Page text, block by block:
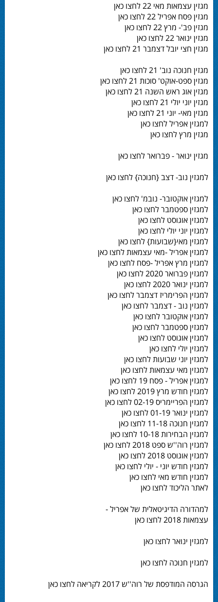
מגזין עצמאות מאי 22 לחצו כאן
מגזין פסח אפריל 22 לחצו כאן
מגזין פב'- מרץ 22 לחצו כאן
מגזין ינואר 22 לחצו כאן
מגזין חצי יובל דצמבר 21 לחצו כאן
מגזין חנוכה נוב' 21 לחצו כאן
מגזין ספט-אוקט' סוכות 21 לחצו כאן
מגזין אוג ראש השנה 21 לחצו כאן
מגזין יוני יולי 21 לחצו כאן
מגזין מאי- יוני 21 לחצו כאן
למגזין אפריל לחצו כאן
מגזין מרץ לחצו כאן
מגזין ינואר - פברואר לחצו כאן
למגזין נוב- דצב {חנוכה} לחצו כאן
למגזין אוקטובר- נובמ' לחצו כאן
למגזין ספטמבר לחצו כאן
למגזין אוגוסט לחצו כאן
למגזין יוני יולי לחצו כאן
למגזין מאי{שבועות} לחצו כאן
למגזין אפריל -מאי עצמאות לחצו כאן
למגזין מרץ אפריל -פסח לחצו כאן
למגזין פברואר 2020 לחצו כאן
למגזין ינואר 2020 לחצו כאן
למגזין הפרימריז דצמבר לחצו כאן
למגזין נוב - דצמבר לחצו כאן
למגזין אוקטובר לחצו כאן
למגזין ספטמבר לחצו כאן
למגזין אוגוסט לחצו כאן
למגזין יולי לחצו כאן
למגזין יוני שבועות לחצו כאן
למגזין מאי עצמאות לחצו כאן
למגזין אפריל - פסח 19 לחצו כאן
למגזין חודש מרץ 2019 לחצו כאן
למגזין הפריימריס 02-19 לחצו כאן
למגזין ינואר 01-19 לחצו כאן
למגזין חנוכה 11-18 לחצו כאן
למגזין הבחירות 10-18 לחצו כאן
למגזין רוה''ש ספט 2018 לחצו כאן
למגזין אוגוסט 2018 לחצו כאן
למגזין חודש יוני - יולי לחצו כאן
למגזין חודש מאי לחצו כאן
לאתר הליכוד לחצו כאן
למהדורה הדיגיטאלית של אפריל -
עצמאות 2018 לחצו כאן
למגזין ינואר לחצו כאן
למגזין חנוכה לחצו כאן
הגרסה המודפסת של רוה''ש 2017 לקריאה לחצו כאן